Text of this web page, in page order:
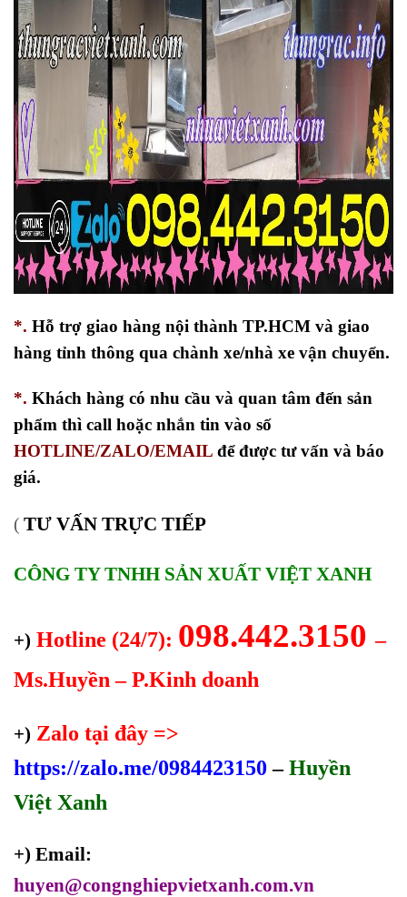
*. Hỗ trợ giao hàng nội thành TP.HCM và giao
hàng tỉnh thông qua chành xe/nhà xe vận chuyển.
*. Khách hàng có nhu cầu và quan tâm đến sản
phẩm thì call hoặc nhắn tin vào số
HOTLINE/ZALO/EMAIL để được tư vấn và báo
giá.
( TƯ VẤN TRỰC TIẾP
CÔNG TY TNHH SẢN XUẤT VIỆT XANH
+) Hotline (24/7): 098.442.3150–
Ms.Huyền – P.Kinh doanh
+) Zalo tại đây =>
https://zalo.me/0984423150 –Huyền
Việt Xanh
+) Email:
huyen@congnghiepvietxanh.com.vn